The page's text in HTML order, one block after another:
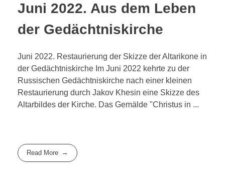
Juni 2022. Aus dem Leben
der Gedächtniskirche
Juni 2022. Restaurierung der Skizze der Altarikone in
der Gedächtniskirche Im Juni 2022 kehrte zu der
Russischen Gedächtniskirche nach einer kleinen
Restaurierung durch Jakov Khesin eine Skizze des
Altarbildes der Kirche. Das Gemälde "Christus in ...
Read More